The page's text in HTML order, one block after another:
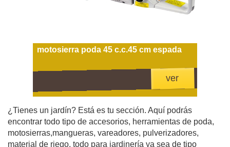
motosierra poda 45 c.c.45 cm espada
ver
¿Tienes un jardín? Está es tu sección. Aquí podrás
encontrar todo tipo de accesorios, herramientas de poda,
motosierras,mangueras, vareadores, pulverizadores,
material de riego, todo para jardinería ya sea de tipo